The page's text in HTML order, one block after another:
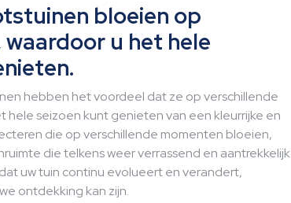
bloeien op
u het hele
hebben het voordeel dat ze op verschillende
seizoen kunt genieten van een kleurrijke en
die op verschillende momenten bloeien,
die telkens weer verrassend en aantrekkelijk
uw tuin continu evolueert en verandert,
ontdekking kan zijn.